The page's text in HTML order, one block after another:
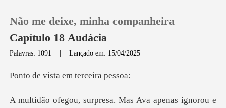
Loja
Não me deixe, minha companheira
Capítulo 18 Audácia
Palavras: 1091 |Lançado em: 15/04/2025
sta em terc
Mas Ava apenas ignorou e